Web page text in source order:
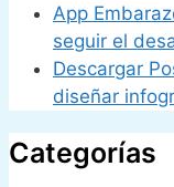
App
seguir el
Descargar
diseñar
Categorías